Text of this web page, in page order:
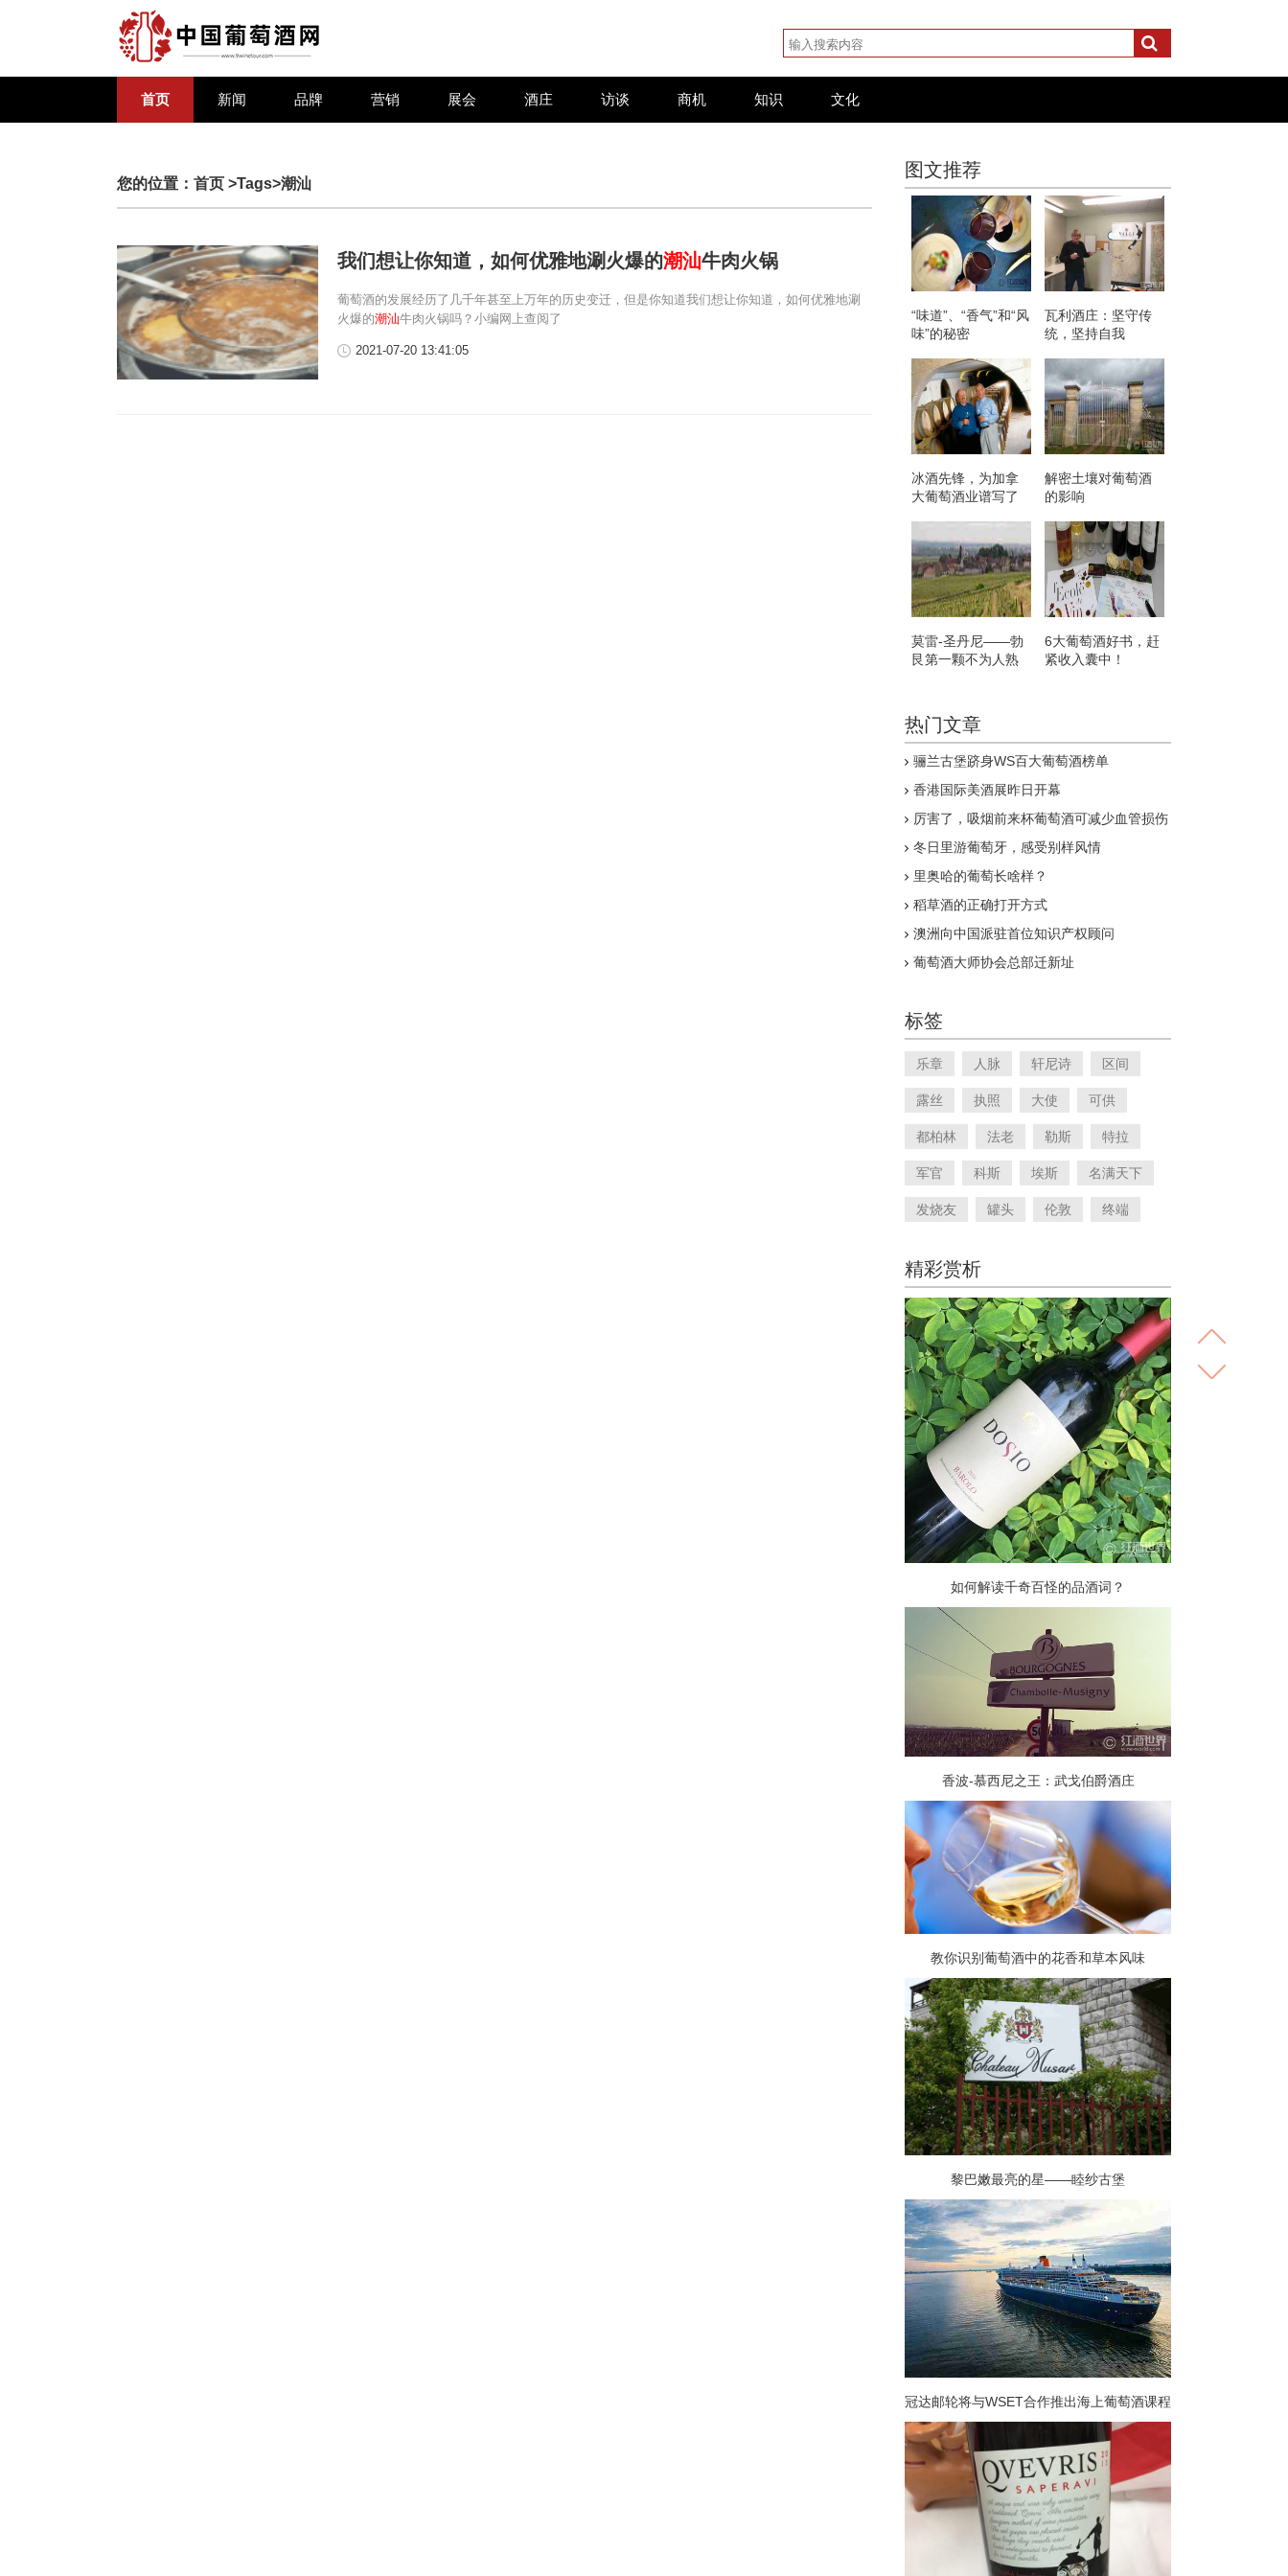
首页 新闻 品牌 营销 展会 酒庄 访谈 商机 知识 文化
您的位置： 首页 >Tags>潮汕
我们想让你知道，如何优雅地涮火爆的潮汕牛肉火锅
葡萄酒的发展经历了几千年甚至上万年的历史变迁，但是你知道我们想让你知道，如何优雅地涮
火爆的潮汕牛肉火锅吗？小编网上查阅了
2021-07-20 13:41:05
图文推荐
“味道”、“香气”和“风
味”的秘密
瓦利酒庄：坚守传
统，坚持自我
冰酒先锋，为加拿
大葡萄酒业谱写了
解密土壤对葡萄酒
的影响
莫雷-圣丹尼——勃
艮第一颗不为人熟
6大葡萄酒好书，赶
紧收入囊中！
热门文章
骊兰古堡跻身WS百大葡萄酒榜单
香港国际美酒展昨日开幕
厉害了，吸烟前来杯葡萄酒可减少血管损伤
冬日里游葡萄牙，感受别样风情
里奥哈的葡萄长啥样？
稻草酒的正确打开方式
澳洲向中国派驻首位知识产权顾问
葡萄酒大师协会总部迁新址
标签
乐章 人脉 轩尼诗 区间
露丝 执照 大使 可供
都柏林 法老 勒斯 特拉
军官 科斯 埃斯 名满天下
发烧友 罐头 伦敦 终端
精彩赏析
如何解读千奇百怪的品酒词？
香波-慕西尼之王：武戈伯爵酒庄
教你识别葡萄酒中的花香和草本风味
黎巴嫩最亮的星——睦纱古堡
冠达邮轮将与WSET合作推出海上葡萄酒课程